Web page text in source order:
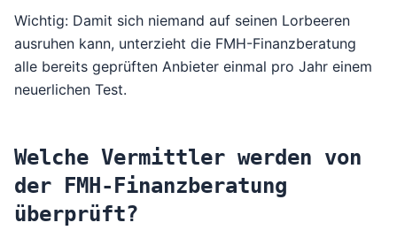
Wichtig: Damit sich niemand auf seinen Lorbeeren
ausruhen kann, unterzieht die FMH-Finanzberatung
alle bereits geprüften Anbieter einmal pro Jahr einem
neuerlichen Test.
Welche Vermittler werden von
der FMH-Finanzberatung
überprüft?